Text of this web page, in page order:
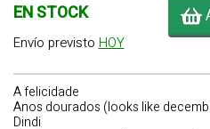
EN STOCK
Envío previsto HOY
A felicidade
Anos dourados (looks like
Dindi